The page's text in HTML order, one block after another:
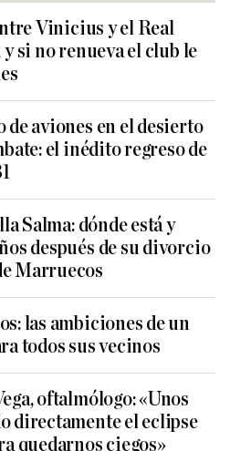
Vinicius y el Real
si no renueva el club le
de aviones en el desierto
el inédito regreso de
Salma: dónde está y
después de su divorcio
Marruecos
las ambiciones de un
todos sus vecinos
oftalmólogo: «Unos
directamente el eclipse
quedarnos ciegos»